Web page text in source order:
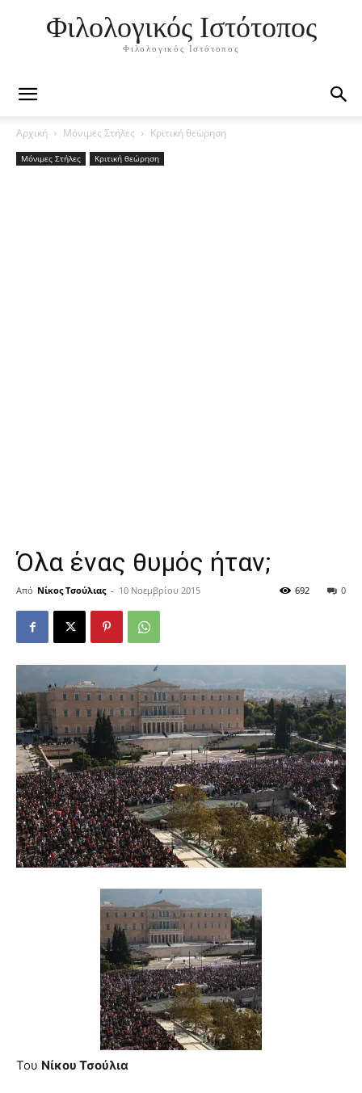
Φιλολογικός Ιστότοπος
Φιλολογικός Ιστότοπος
Αρχική Μόνιμες Στήλες Κριτική θεώρηση
Μόνιμες Στήλες Κριτική θεώρηση
Όλα ένας θυμός ήταν;
Από Νίκος Τσούλιας - 10 Νοεμβρίου 2015 0
692
Του Νίκου Τσούλια